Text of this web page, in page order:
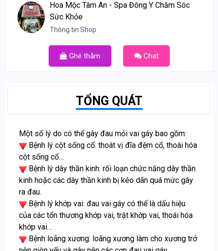
Hoa Mộc Tâm An - Spa Đông Y Chăm Sóc
Sức Khỏe
Thông tin Shop
Ghé thắm Chat
TỔNG QUÁT
Một số lý do có thể gây đau mỏi vai gáy bao gồm:
Bệnh lý cột sống cổ: thoát vị đĩa đệm cổ, thoái hóa
cột sống cổ…
Bệnh lý dây thần kinh: rối loạn chức năng dây thần
kinh hoặc các dây thần kinh bị kéo dãn quá mức gây
ra đau.
Bệnh lý khớp vai: đau vai gáy có thể là dấu hiệu
của các tổn thương khớp vai, trật khớp vai, thoái hóa
khớp vai…
Bệnh loãng xương: loãng xương làm cho xương trở